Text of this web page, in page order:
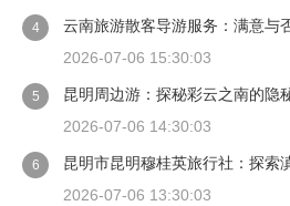
4
云南旅游散客导游服务：满意与
2026-07-06 15:30:03
5
昆明周边游：探秘彩云之南的隐
2026-07-06 14:30:03
6
昆明市昆明穆桂英旅行社：探索
2026-07-06 13:30:03